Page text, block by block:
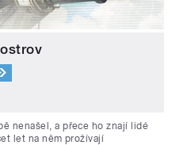
nenašel, a přece ho znají lidé
let na něm prožívají